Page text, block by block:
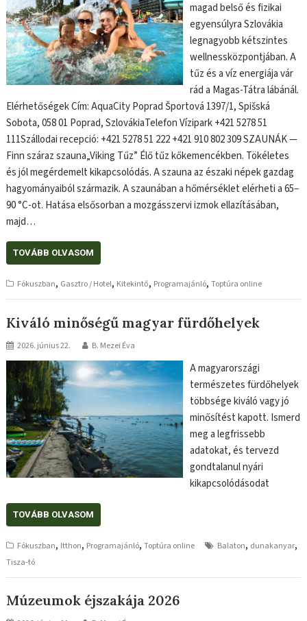
magad belső és fizikai
egyensúlyra Szlovákia
legnagyobb kétszintes
wellnessközpontjában. A
tűz és a víz energiája vár
rád a Magas-Tátra lábánál.
Elérhetőségek Cím: AquaCity Poprad Športová 1397/1, Spišská
Sobota, 058 01 Poprad, SzlovákiaTelefon Vízipark +421 5278 51
111Szállodai recepció: +421 5278 51 222 +421 910 802 309 SZAUNÁK —
Finn száraz szauna„Viking Tűz” Élő tűz kőkemencékben. Tökéletes
és jól megérdemelt kikapcsolódás. A szauna az északi népek gazdag
hagyományaiból származik. A szaunában a hőmérséklet elérheti a 65–
90 °C-ot. Hatása elsősorban a mozgásszervi izmok ellazításában,
majd…
TOVÁBB OLVASOM
Fókuszban, Gasztro / Hotel, Kitekintő, Programajánló,Toptúra online
Kiváló minőségű magyar fürdőhelyek
2026. június 22. B. Mezei Éva
A magyarországi
természetes fürdőhelyek
többsége kiváló vagy jó
minősítést kapott. Ismerd
meg a legfrissebb
adatokat, és tervezd
gondtalanul nyári
kikapcsolódásodat
TOVÁBB OLVASOM
Fókuszban, Itthon, Programajánló,Toptúra online Balaton, dunakanyar,
Tisza-tó
Múzeumok éjszakája 2026